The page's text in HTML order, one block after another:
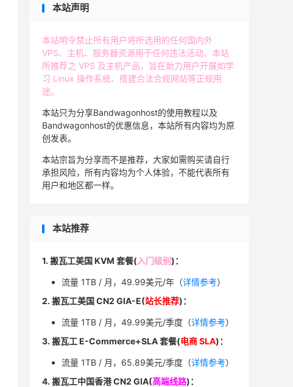
本站声明
本站明令禁止所有用户将所选用的任何国内外
VPS、主机、服务器资源用于任何违法活动。本站
所推荐之 VPS 及主机产品，旨在助力用户开展如学
习 Linux 操作系统、搭建合法合规网站等正规用
途。
本站只为分享Bandwagonhost的使用教程以及
Bandwagonhost的优惠信息，本站所有内容均为原
创发表。
本站宗旨为分享而不是推荐，大家如需购买请自行
承担风险，所有内容均为个人体验，不能代表所有
用户和地区都一样。
本站推荐
1. 搬瓦工美国 KVM 套餐( 入门级别)：
流量 1TB / 月，49.99美元/年（详情参考）
2. 搬瓦工美国 CN2 GIA-E(站长推荐)：
流量 1TB / 月，49.99美元/季度（详情参考）
3. 搬瓦工 E-Commerce+SLA 套餐(电商 SLA)：
流量 1TB / 月，65.89美元/季度（详情参考）
4. 搬瓦工中国香港 CN2 GIA(高端线路)：